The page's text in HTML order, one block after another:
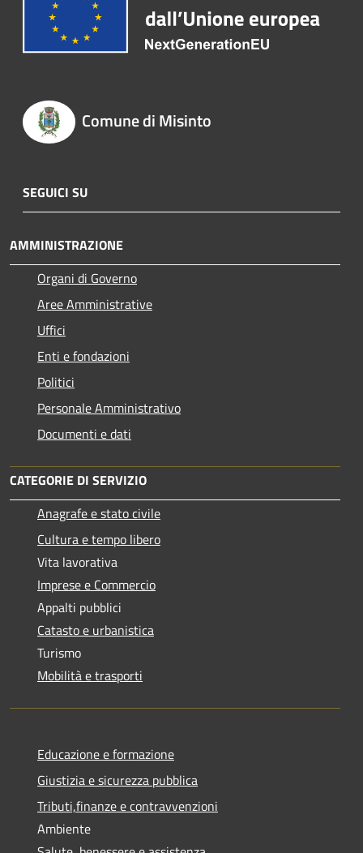
Comune di Misinto
SEGUICI SU
AMMINISTRAZIONE
Organi di Governo
Aree Amministrative
Uffici
Enti e fondazioni
Politici
Personale Amministrativo
Documenti e dati
CATEGORIE DI SERVIZIO
Anagrafe e stato civile
Cultura e tempo libero
Vita lavorativa
Imprese e Commercio
Appalti pubblici
Catasto e urbanistica
Turismo
Mobilità e trasporti
Educazione e formazione
Giustizia e sicurezza pubblica
Tributi,finanze e contravvenzioni
Ambiente